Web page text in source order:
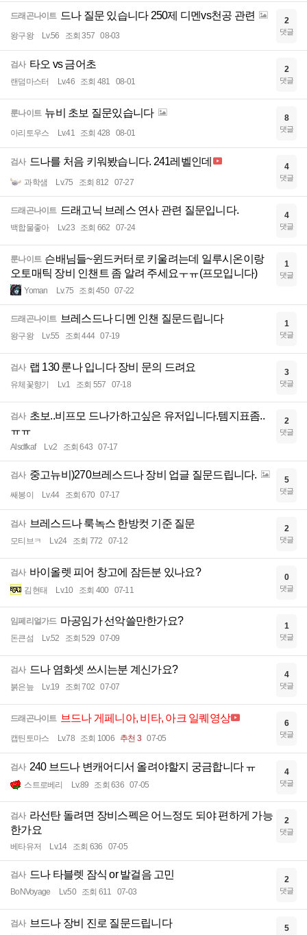
드래곤나이트 드나 질문 있습니다 250제 디멘vs천공 관련
왕구왕 Lv.56 조회 357 08-03
2
댓글
검사 타오 vs 금어초
랜덤마스터 Lv.46 조회 481 08-01
2
댓글
룬나이트 뉴비 초보 질문있습니다
아리토우스 Lv.41 조회 428 08-01
8
댓글
검사 드나를 처음 키워봤습니다. 241레벨인데
과학샘 Lv.75 조회 812 07-27
4
댓글
드래곤나이트 드래고닉 브레스 연사 관련 질문입니다.
백합물좋아 Lv.23 조회 662 07-24
4
댓글
룬나이트 슨배님들~윈드커터로 키울려는데 일루시온이랑
오토매틱 장비 인챈트 좀 알려 주세요ㅜㅠ(프모입니다)
Yoman Lv.75 조회 450 07-22
1
댓글
드래곤나이트 브레스드나 디멘 인챈 질문드립니다
왕구왕 Lv.55 조회 444 07-19
1
댓글
검사 랩 130 룬나 입니다 장비 문의 드려요
유체꽃향기 Lv.1 조회 557 07-18
3
댓글
검사 초보..비프모 드나가하고싶은 유저입니다.템지표좀..
ㅠㅠ
Alsdfkaf Lv.2 조회 643 07-17
2
댓글
검사 중고뉴비)270브레스드나 장비 업글 질문드립니다.
쌔봉이 Lv.44 조회 670 07-17
5
댓글
검사 브레스드나 룩녹스 한방컷 기준 질문
모티브ㅋ Lv.24 조회 772 07-12
2
댓글
검사 바이올렛 피어 창고에 잠든분 있나요?
김현태 Lv.10 조회 400 07-11
0
댓글
임페리얼가드 마공임가 선악쓸만한가요?
돈큰섬 Lv.52 조회 529 07-09
1
댓글
검사 드나 염화셋 쓰시는분 계신가요?
붉은늪 Lv.19 조회 702 07-07
4
댓글
드래곤나이트 브드나 게페니아, 비타, 아크 일퀘영상
캡틴토마스 Lv.78 조회 1006 추천 3 07-05
6
댓글
검사 240 브드나 변캐어디서 올려야할지 궁금합니다 ㅠ
스트로베리 Lv.89 조회 636 07-05
4
댓글
검사 라선탄 돌려면 장비스펙은 어느정도 되야 편하게 가능
한가요
베타유저 Lv.14 조회 636 07-05
2
댓글
검사 드나 타블렛 잠식 or 발걸음 고민
BoNVoyage Lv.50 조회 611 07-03
2
댓글
검사 브드나 장비 진로 질문드립니다 5